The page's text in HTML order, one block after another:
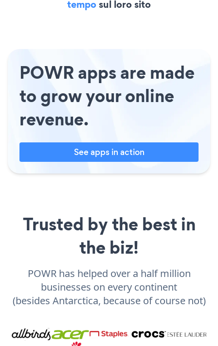
temposul loro sito
POWR apps are made
to grow your online
revenue.
See apps in action
Trusted by the best in
the biz!
POWR has helped over a half million
businesses on every continent
(besides Antarctica, because of course not)